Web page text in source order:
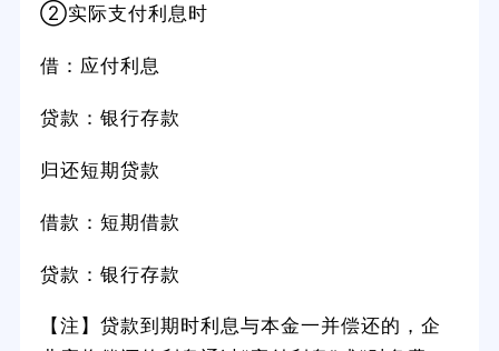
②实际支付利息时
借：应付利息
贷款：银行存款
归还短期贷款
借款：短期借款
贷款：银行存款
【注】贷款到期时利息与本金一并偿还的，企